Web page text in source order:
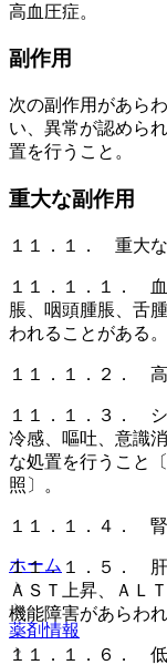
高血圧症。
副作用
次の副作用があら
い、異常が認めら
置を行うこと。
重大な副作用
１１．１． 重大
１１．１．１．
脹、咽頭腫脹、舌
われることがある。
１１．１．２． 高
１１．１．３． シ
冷感、嘔吐、意識
な処置を行うこと
照〕。
１１．１．４． 腎
１１．１．５． 肝
ＡＳＴ上昇、ＡＬ
機能障害があらわ
１１．１．６．
ホーム
薬剤情報